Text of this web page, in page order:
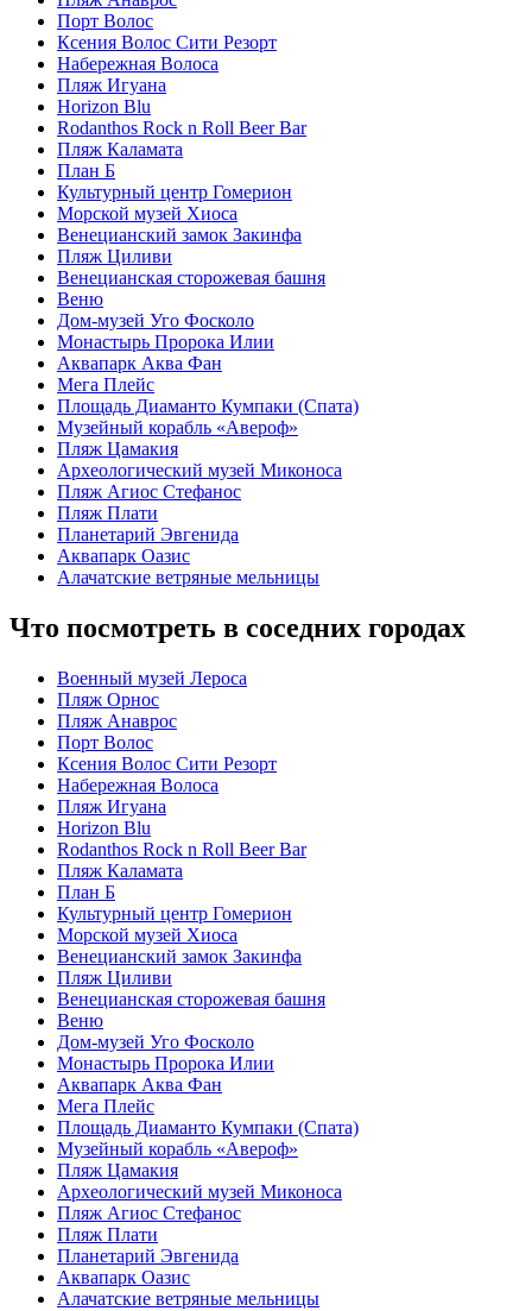
Порт Волос
Ксения Волос Сити Резорт
Набережная Волоса
Пляж Игуана
Horizon Blu
Rodanthos Rock n Roll Beer Bar
Пляж Каламата
План Б
Культурный центр Гомерион
Морской музей Хиоса
Венецианский замок Закинфа
Пляж Циливи
Венецианская сторожевая башня
Веню
Дом-музей Уго Фосколо
Монастырь Пророка Илии
Аквапарк Аква Фан
Мега Плейс
Площадь Диаманто Кумпаки (Спата)
Музейный корабль «Авероф»
Пляж Цамакия
Археологический музей Миконоса
Пляж Агиос Стефанос
Пляж Плати
Планетарий Эвгенида
Аквапарк Оазис
Алачатские ветряные мельницы
Что посмотреть в соседних городах
Военный музей Лероса
Пляж Орнос
Пляж Анаврос
Порт Волос
Ксения Волос Сити Резорт
Набережная Волоса
Пляж Игуана
Horizon Blu
Rodanthos Rock n Roll Beer Bar
Пляж Каламата
План Б
Культурный центр Гомерион
Морской музей Хиоса
Венецианский замок Закинфа
Пляж Циливи
Венецианская сторожевая башня
Веню
Дом-музей Уго Фосколо
Монастырь Пророка Илии
Аквапарк Аква Фан
Мега Плейс
Площадь Диаманто Кумпаки (Спата)
Музейный корабль «Авероф»
Пляж Цамакия
Археологический музей Миконоса
Пляж Агиос Стефанос
Пляж Плати
Планетарий Эвгенида
Аквапарк Оазис
Алачатские ветряные мельницы